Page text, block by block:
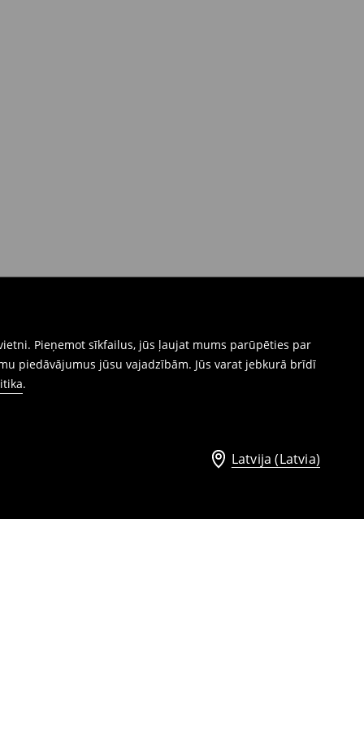
Pieņemot sīkfailus, jūs ļaujat mums parūpēties par
piedāvājumus jūsu vajadzībām. Jūs varat jebkurā brīdī
.
Latvija (Latvia)